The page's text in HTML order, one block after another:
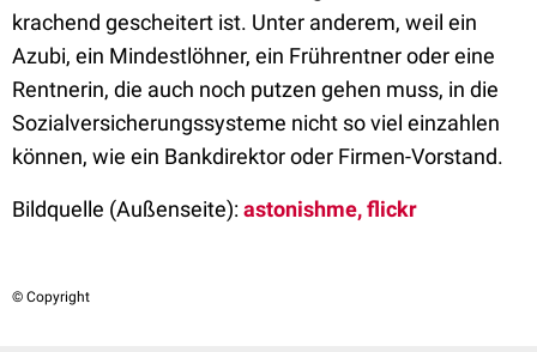
krachend gescheitert ist. Unter anderem, weil ein
Azubi, ein Mindestlöhner, ein Frührentner oder eine
Rentnerin, die auch noch putzen gehen muss, in die
Sozialversicherungssysteme nicht so viel einzahlen
können, wie ein Bankdirektor oder Firmen-Vorstand.
Bildquelle (Außenseite):astonishme, flickr
© Copyright